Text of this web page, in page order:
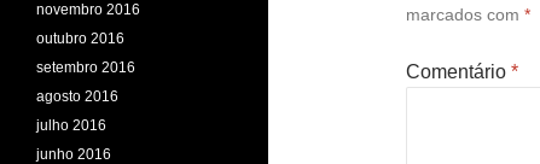
marcados com *
Comentário *
novembro 2016
outubro 2016
setembro 2016
agosto 2016
julho 2016
junho 2016